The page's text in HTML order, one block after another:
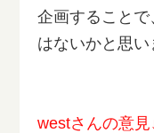
企画すること
はないかと思い
westさんの意見